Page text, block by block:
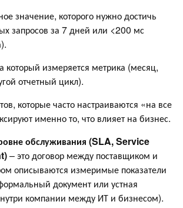
значение, которого нужно достичь
запросов за 7 дней или <200 мс
который измеряется метрика (месяц,
отчетный цикл).
которые часто настраиваются «на все
именно то, что влияет на бизнес.
обслуживания (SLA, Service
– это договор между поставщиком и
описываются измеримые показатели
документ или устная
компании между ИТ и бизнесом).